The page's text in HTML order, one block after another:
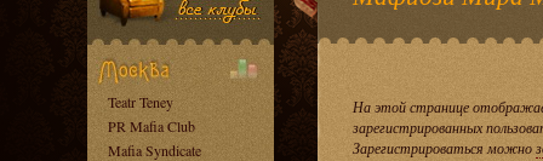
Teatr Teney
PR Mafia Club
Mafia Syndicate
На этой странице
зарегистрированных
Зарегистрироваться можно